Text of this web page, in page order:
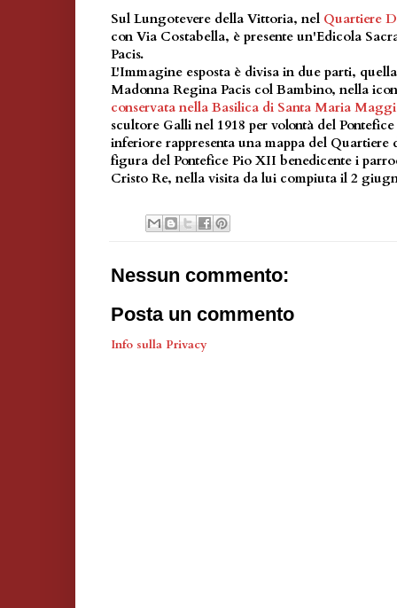
Sul Lungotevere della Vittoria, nel Quartiere
con Via Costabella, è presente un'Edicola
Pacis.
L'Immagine esposta è divisa in due parti,
Madonna Regina Pacis col Bambino, nella
conservata nella Basilica di Santa Maria
scultore Galli nel 1918 per volontà del
inferiore rappresenta una mappa del
figura del Pontefice Pio XII benedicente i
Cristo Re, nella visita da lui compiuta il 2
Nessun commento:
Posta un commento
Info sulla Privacy